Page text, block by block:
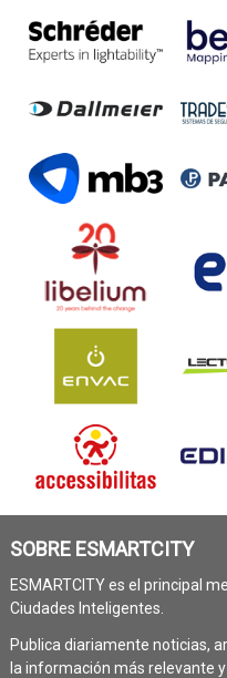
SOBRE ESMARTCITY
ESMARTCITY es el principal
Ciudades Inteligentes.
Publica diariamente noticias,
la información más relevante